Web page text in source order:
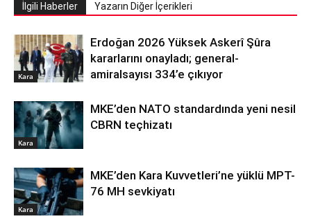
İlgili Haberler Yazarın Diğer İçerikleri
Kara
Erdoğan 2026 Yüksek Askerî Şûra
kararlarını onayladı; general-
amiralsayısı 334’e çıkıyor
Kara
MKE’den NATO standardında yeni nesil
CBRN teçhizatı
Kara
MKE’den Kara Kuvvetleri’ne yüklü MPT-
76 MH sevkiyatı